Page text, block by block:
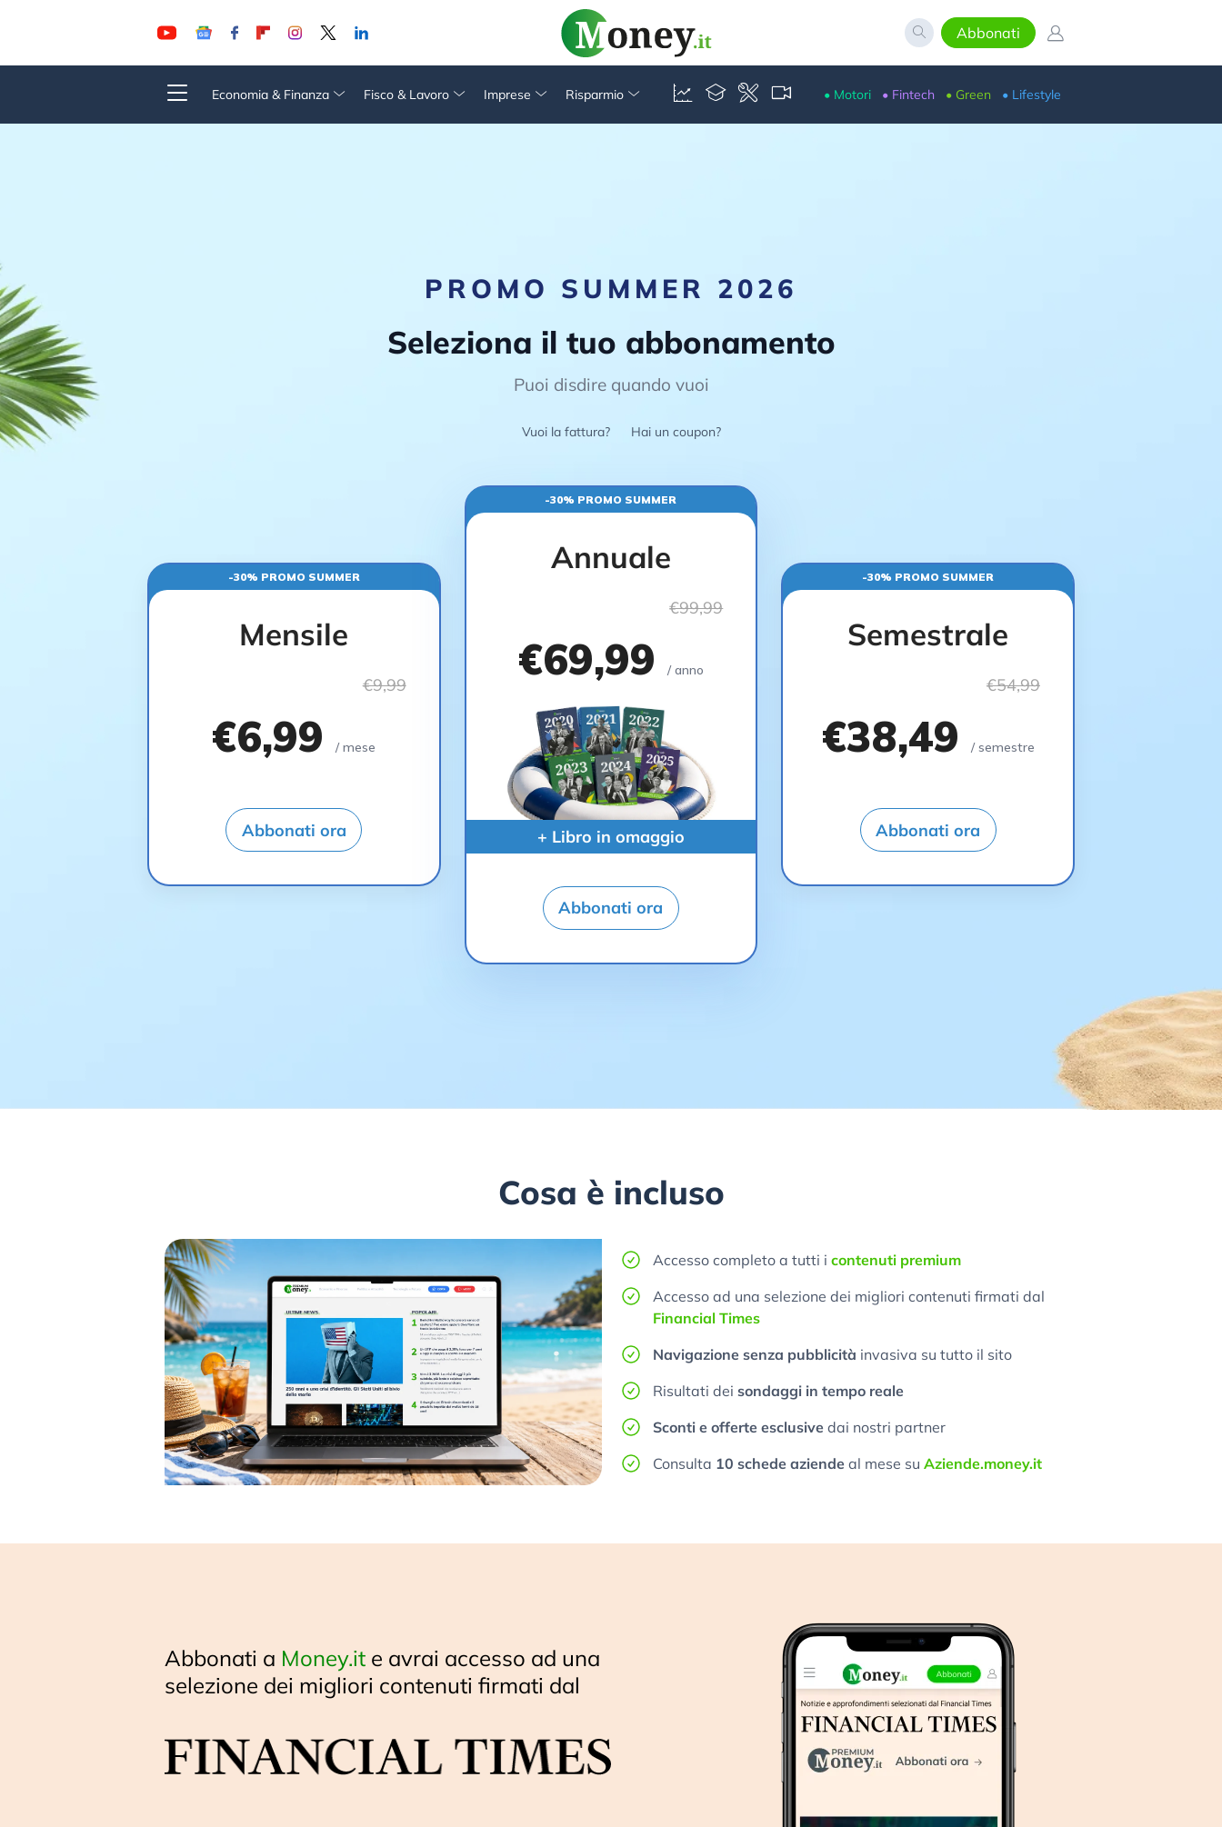
Abbonati
Economia & Finanza Fisco & Lavoro Imprese Risparmio • Motori • Fintech • Green • Lifestyle
PROMO SUMMER 2026
Seleziona il tuo abbonamento
Puoi disdire quando vuoi
Vuoi la fattura? Hai un coupon?
-30% PROMO SUMMER
Mensile
€9,99
€6,99/ mese
Abbonati ora
-30% PROMO SUMMER
Annuale
€99,99
€69,99 / anno
+ Libro in omaggio
Abbonati ora
-30% PROMO SUMMER
Semestrale
€54,99
€38,49 / semestre
Abbonati ora
Cosa è incluso
Accesso completo a tutti i contenuti premium
Accesso ad una selezione dei migliori contenuti firmati dal
Financial Times
Navigazione senza pubblicità invasiva su tutto il sito
Risultati dei sondaggi in tempo reale
Sconti e offerte esclusive dai nostri partner
Consulta 10 schede aziende al mese su Aziende.money.it
Abbonati a Money.it e avrai accesso ad una
selezione dei migliori contenuti firmati dal